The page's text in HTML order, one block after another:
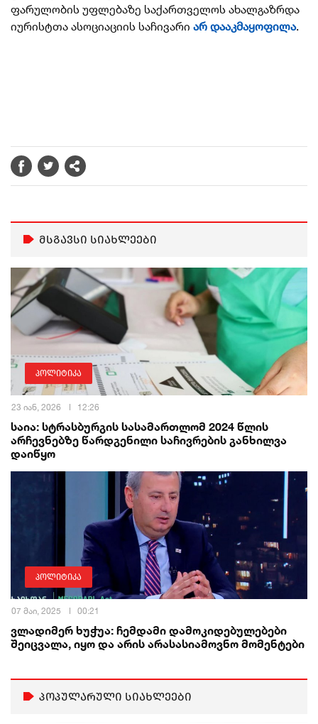
ფარულობის უფლებაზე საქართველოს ახალგაზრდა
იურისტთა ასოციაციის საჩივარი არ დააკმაყოფილა.
მსგავსი სიახლეები
პოლიტიკა
23 იან, 2026 12:26
საია: სტრასბურგის სასამართლომ 2024 წლის
არჩევნებზე წარდგენილი საჩივრების განხილვა
დაიწყო
პოლიტიკა
07 მაი, 2025 00:21
ვლადიმერ ხუჭუა: ჩემდამი დამოკიდებულებები
შეიცვალა, იყო და არის არასასიამოვნო მომენტები
პოპულარული სიახლეები